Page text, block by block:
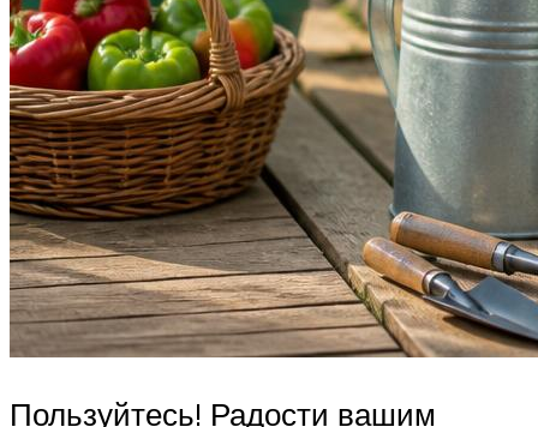
Пользуйтесь! Радости вашим